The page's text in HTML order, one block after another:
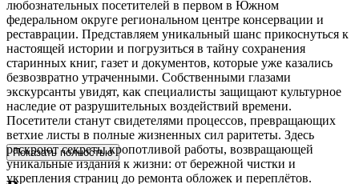
любознательных посетителей в первом в Южном
федеральном округе региональном центре консервации и
реставрации. Представляем уникальный шанс прикоснуться к
настоящей истории и погрузиться в тайну сохранения
старинных книг, газет и документов, которые уже казались
безвозвратно утраченными. Собственными глазами
экскурсанты увидят, как специалисты защищают культурное
наследие от разрушительных воздействий времени.
Посетители станут свидетелями процессов, превращающих
ветхие листы в полные жизненных сил раритеты. Здесь
раскроют секреты кропотливой работы, возвращающей
уникальные издания к жизни: от бережной чистки и
укрепления страниц до ремонта обложек и переплётов.
Показать полностью